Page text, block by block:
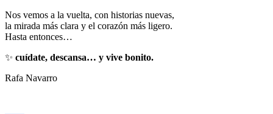
Nos vemos a la vuelta, con historias nuevas,
la mirada más clara y el corazón más ligero.
Hasta entonces…
✨ cuídate, descansa… y vive bonito.
Rafa Navarro